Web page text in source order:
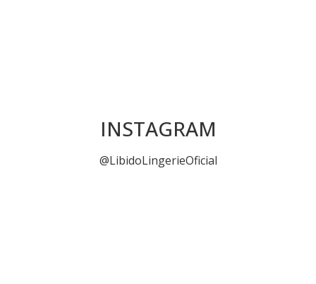
INSTAGRAM
@LibidoLingerieOficial